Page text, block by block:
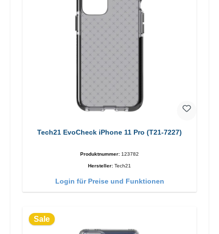
Tech21 EvoCheck iPhone 11 Pro (T21-7227)
Produktnummer: 123782
Hersteller: Tech21
Login für Preise und Funktionen
Sale